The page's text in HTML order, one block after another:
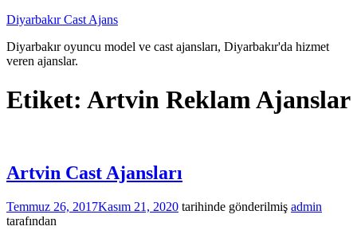
İçeriğe
Diyarbakır Cast Ajans
Diyarbakır oyuncu model ve cast ajansları, Diyarbakır'da hizmet
veren ajanslar.
Etiket: Artvin Reklam Ajanslar
Artvin Cast Ajansları
Temmuz 26, 2017Kasım 21, 2020 tarihinde gönderilmiş admin
tarafından